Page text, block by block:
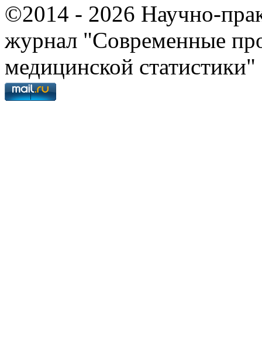
©2014 - 2026 Научно-
журнал "Современные
медицинской статистики"